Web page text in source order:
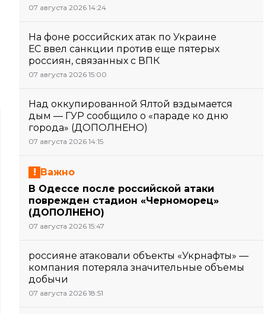
07 августа 2026 14:24
На фоне российских атак по Украине
ЕС ввел санкции против еще пятерых
россиян, связанных с ВПК
07 августа 2026 15:00
Над оккупированной Ялтой вздымается
дым — ГУР сообщило о «параде ко дню
города» (ДОПОЛНЕНО)
07 августа 2026 14:15
Важно
В Одессе после российской атаки
поврежден стадион «Черноморец»
(ДОПОЛНЕНО)
07 августа 2026 15:47
россияне атаковали объекты «Укрнафты» —
компания потеряла значительные объемы
добычи
07 августа 2026 18:51